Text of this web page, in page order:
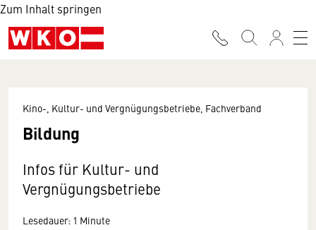
Zum Inhalt springen
Kino-, Kultur- und Vergnügungsbetriebe, Fachverband
Bildung
Infos für Kultur- und
Vergnügungsbetriebe
Lesedauer: 1 Minute